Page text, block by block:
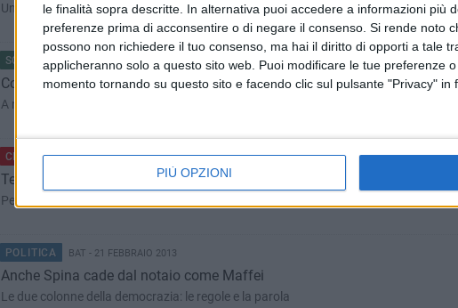
le finalità sopra descritte. In alternativa puoi accedere a informazioni più
preferenze prima di acconsentire o di negare il consenso. Si rende noto
possono non richiedere il tuo consenso, ma hai il diritto di opporti a tale
applicheranno solo a questo sito web. Puoi modificare le tue preferenze
momento tornando su questo sito e facendo clic sul pulsante "Privacy" in
PIÙ OPZIONI
Un intervento di Libera Associazione Civica di Andria
SCUOLA E LAVORO BAT - 22 FEBBRAIO 2013
Confartigianato: giù del 5%, nel 2012, i crediti alle imprese della Bat
A novembre scorso: crediti per 1,950 miliardi di €; l'8% dei prestiti in Puglia
CRONACA BARLETTA - 21 FEBBRAIO 2013
Teatro Curci e R.T.I. Sette Rue: assolta l'ex dirigente comunale Santa
Per la Procura tranese non turbò la libertà degli incanti nell'assegnazione dei servizi
POLITICA BAT - 21 FEBBRAIO 2013
Anche Spina cade dal notaio come Maffei
Le due colonne della democrazia: le regole e la parola